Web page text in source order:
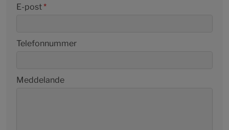
E-post*
Telefonnummer
Meddelande